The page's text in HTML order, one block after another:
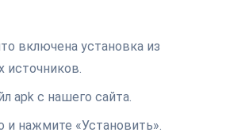
включена установка из
источников.
apk с нашего сайта.
и нажмите «Установить».